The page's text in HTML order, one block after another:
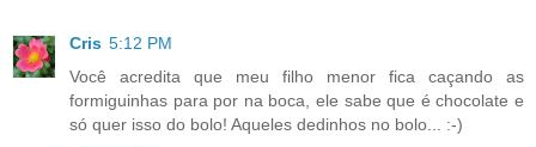
Cris 5:12 PM
Você acredita que meu filho menor fica caçando as
formiguinhas para por na boca, ele sabe que é chocolate e
só quer isso do bolo! Aqueles dedinhos no bolo... :-)